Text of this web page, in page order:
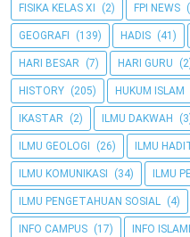
FISIKA KELAS XI (2) FPI NEWS
GEOGRAFI (139) HADIS (41)
HARI BESAR (7) HARI GURU
HISTORY (205) HUKUM ISLAM
IKASTAR (2) ILMU DAKWAH
ILMU GEOLOGI (26) ILMU
ILMU KOMUNIKASI (34) ILMU
ILMU PENGETAHUAN SOSIAL (4)
INFO CAMPUS (17) INFO ISLAMI